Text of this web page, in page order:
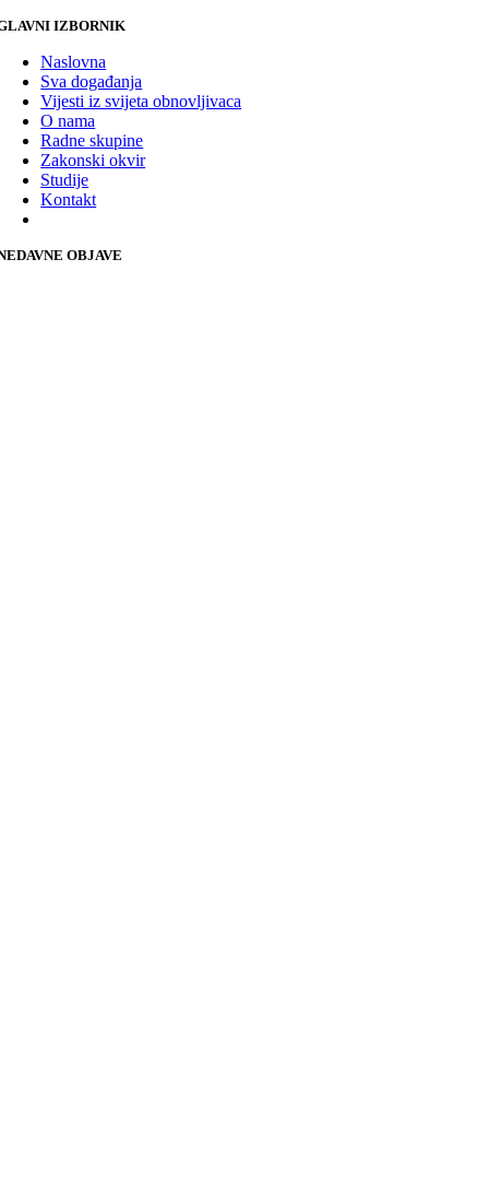
IZBORNIK
Naslovna
Sva događanja
Vijesti iz svijeta obnovljivaca
O nama
Radne skupine
Zakonski okvir
Studije
Kontakt
OBJAVE